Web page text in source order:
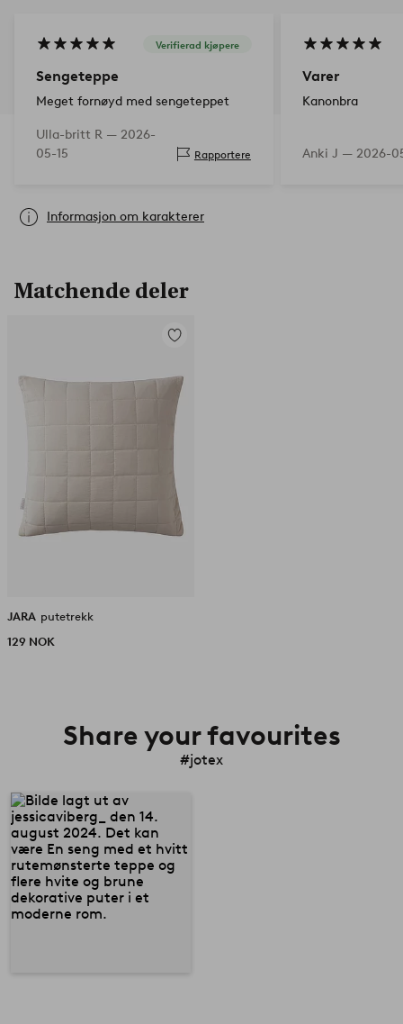
Verifierad kjøpere
Sengeteppe
Meget fornøyd med sengeteppet
Ulla-britt R — 2026-
05-15
Rapportere
Varer
Kanonbra
Anki J — 2026-
Informasjon om karakterer
Matchende deler
Legg
JARA putetrekk
129 NOK
Share your favourites
#jotex